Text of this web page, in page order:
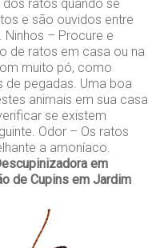
ratos quando se
e são ouvidos entre
– Procure e
de ratos em casa ou na
muito pó, como
pegadas. Uma boa
animais em sua casa
se existem
Odor – Os ratos
a amoníaco.
em
de Cupins em Jardim